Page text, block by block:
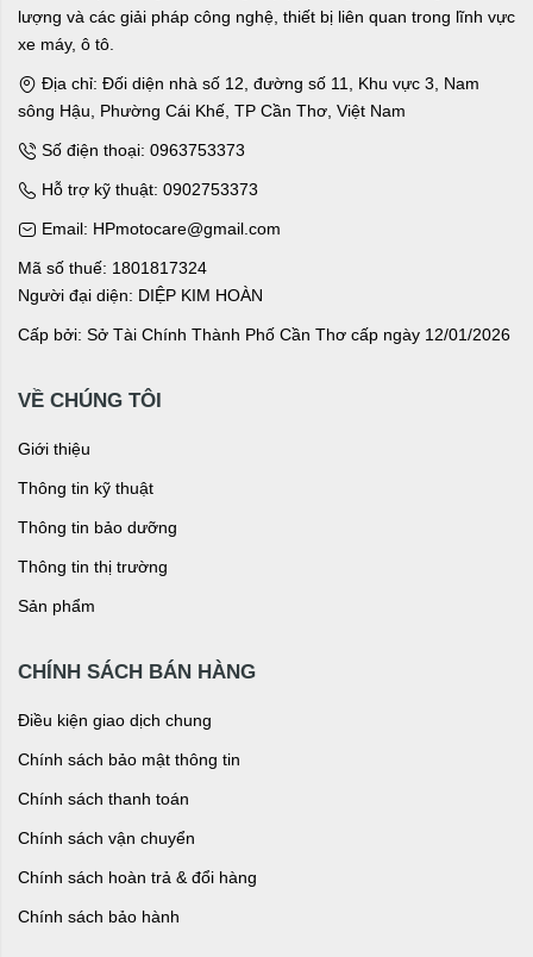
lượng và các giải pháp công nghệ, thiết bị liên quan trong lĩnh vực
xe máy, ô tô.
Địa chỉ: Đối diện nhà số 12, đường số 11, Khu vực 3, Nam
sông Hậu, Phường Cái Khế, TP Cần Thơ, Việt Nam
Số điện thoại: 0963753373
Hỗ trợ kỹ thuật: 0902753373
Email: HPmotocare@gmail.com
Mã số thuế: 1801817324
Người đại diện: DIỆP KIM HOÀN
Cấp bởi: Sở Tài Chính Thành Phố Cần Thơ cấp ngày 12/01/2026
VỀ CHÚNG TÔI
Giới thiệu
Thông tin kỹ thuật
Thông tin bảo dưỡng
Thông tin thị trường
Sản phẩm
CHÍNH SÁCH BÁN HÀNG
Điều kiện giao dịch chung
Chính sách bảo mật thông tin
Chính sách thanh toán
Chính sách vận chuyển
Chính sách hoàn trả & đổi hàng
Chính sách bảo hành